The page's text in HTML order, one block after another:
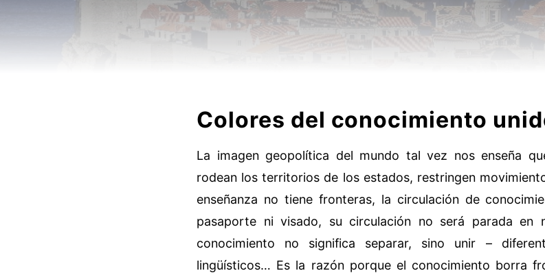
Colores del conocimiento
La imagen geopolítica del mundo tal vez nos enseña
rodean los territorios de los estados, restringen
enseñanza no tiene fronteras, la circulación de
pasaporte ni visado, su circulación no será parada en
conocimiento no significa separar, sino unir –
lingüísticos… Es la razón porque el conocimiento borra